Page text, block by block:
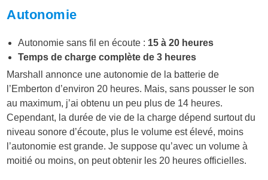
Autonomie
Autonomie sans fil en écoute : 15 à 20 heures
Temps de charge complète de 3 heures
Marshall annonce une autonomie de la batterie de
l’Emberton d’environ 20 heures. Mais, sans pousser le son
au maximum, j’ai obtenu un peu plus de 14 heures.
Cependant, la durée de vie de la charge dépend surtout du
niveau sonore d’écoute, plus le volume est élevé, moins
l’autonomie est grande. Je suppose qu’avec un volume à
moitié ou moins, on peut obtenir les 20 heures officielles.